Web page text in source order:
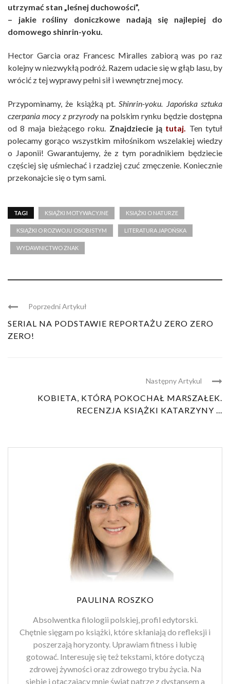
utrzymać stan „leśnej duchowości”,
– jakie rośliny doniczkowe nadają się najlepiej do
domowego shinrin-yoku.
Hector Garcia oraz Francesc Miralles zabiorą was po raz
kolejny w niezwykłą podróż. Razem udacie się w głąb lasu, by
wrócić z tej wyprawy pełni sił i wewnętrznej mocy.
Przypominamy, że książką pt. Shinrin-yoku. Japońska sztuka
czerpania mocy z przyrody na polskim rynku będzie dostępna
od 8 maja bieżącego roku. Znajdziecie ją tutaj.
Ten tytuł
polecamy gorąco wszystkim miłośnikom wszelakiej wiedzy
o Japonii! Gwarantujemy, że z tym poradnikiem będziecie
częściej się uśmiechać i rzadziej czuć zmęczenie. Koniecznie
przekonajcie się o tym sami.
TAGI KSIĄŻKI MOTYWACYJNE KSIĄŻKI O NATURZE
KSIĄŻKI O ROZWOJU OSOBISTYM LITERATURA JAPOŃSKA
WYDAWNICTWO ZNAK
Poprzedni Artykuł
SERIAL NA PODSTAWIE REPORTAŻU ZERO ZERO
ZERO!
Następny Artykul
KOBIETA, KTÓRĄ POKOCHAŁ MARSZAŁEK.
RECENZJA KSIĄŻKI KATARZYNY ...
PAULINA ROSZKO
Absolwentka filologii polskiej, profil edytorski.
Chętnie sięgam po książki, które skłaniają do refleksji i
poszerzają horyzonty. Uprawiam fitness i lubię
gotować. Interesuję się też tekstami, które dotyczą
zdrowej żywności oraz zdrowego trybu życia. Na
siebie i otaczający mnie świat patrzę z dystansem a